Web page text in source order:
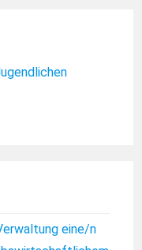
eine/n